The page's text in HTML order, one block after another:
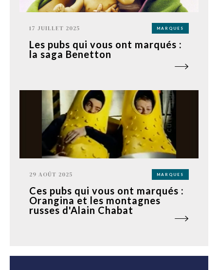
17 JUILLET 2025 MARQUES
Les pubs qui vous ont marqués :
la saga Benetton
29 AOÛT 2025 MARQUES
Ces pubs qui vous ont marqués :
Orangina et les montagnes
russes d'Alain Chabat